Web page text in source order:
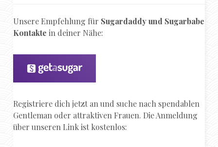
Unsere Empfehlung für Sugardaddy und Sugarbabe
Kontakte in deiner Nähe:
Registriere dich jetzt an und suche nach spendablen
Gentleman oder attraktiven Frauen. Die Anmeldung
über unseren Link ist kostenlos: